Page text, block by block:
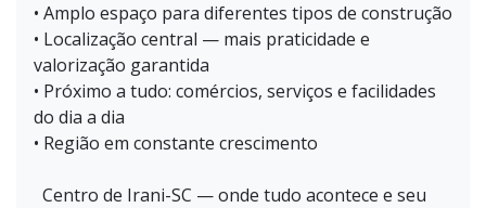
• Amplo espaço para diferentes tipos de construção
• Localização central — mais praticidade e
valorização garantida
• Próximo a tudo: comércios, serviços e facilidades
do dia a dia
• Região em constante crescimento
Centro de Irani-SC — onde tudo acontece e seu